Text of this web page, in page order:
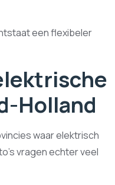
een flexibeler
Holland
waar elektrisch
vragen echter veel